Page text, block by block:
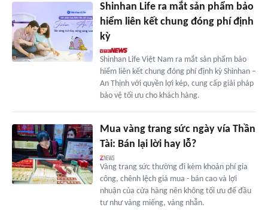
Shinhan Life ra mắt sản phẩm bảo
hiểm liên kết chung đóng phí định
kỳ
Shinhan Life Việt Nam ra mắt sản phẩm bảo
hiểm liên kết chung đóng phí định kỳ Shinhan –
An Thịnh với quyền lợi kép, cung cấp giải pháp
bảo vệ tối ưu cho khách hàng.
Mua vàng trang sức ngày vía Thần
Tài: Bán lại lời hay lỗ?
Vàng trang sức thường đi kèm khoản phí gia
công, chênh lệch giá mua - bán cao và lợi
nhuận của cửa hàng nên không tối ưu để đầu
tư như vàng miếng, vàng nhẫn.